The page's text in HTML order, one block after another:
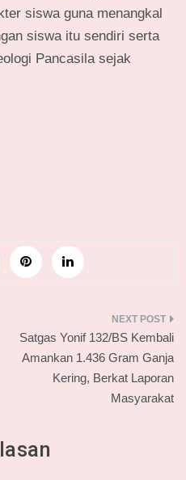
siswa guna menangkal
siswa itu sendiri serta
Pancasila sejak
Satgas Yonif 132/BS Kembali
Amankan 1.436 Gram Ganja
Kering, Berkat Laporan
Masyarakat